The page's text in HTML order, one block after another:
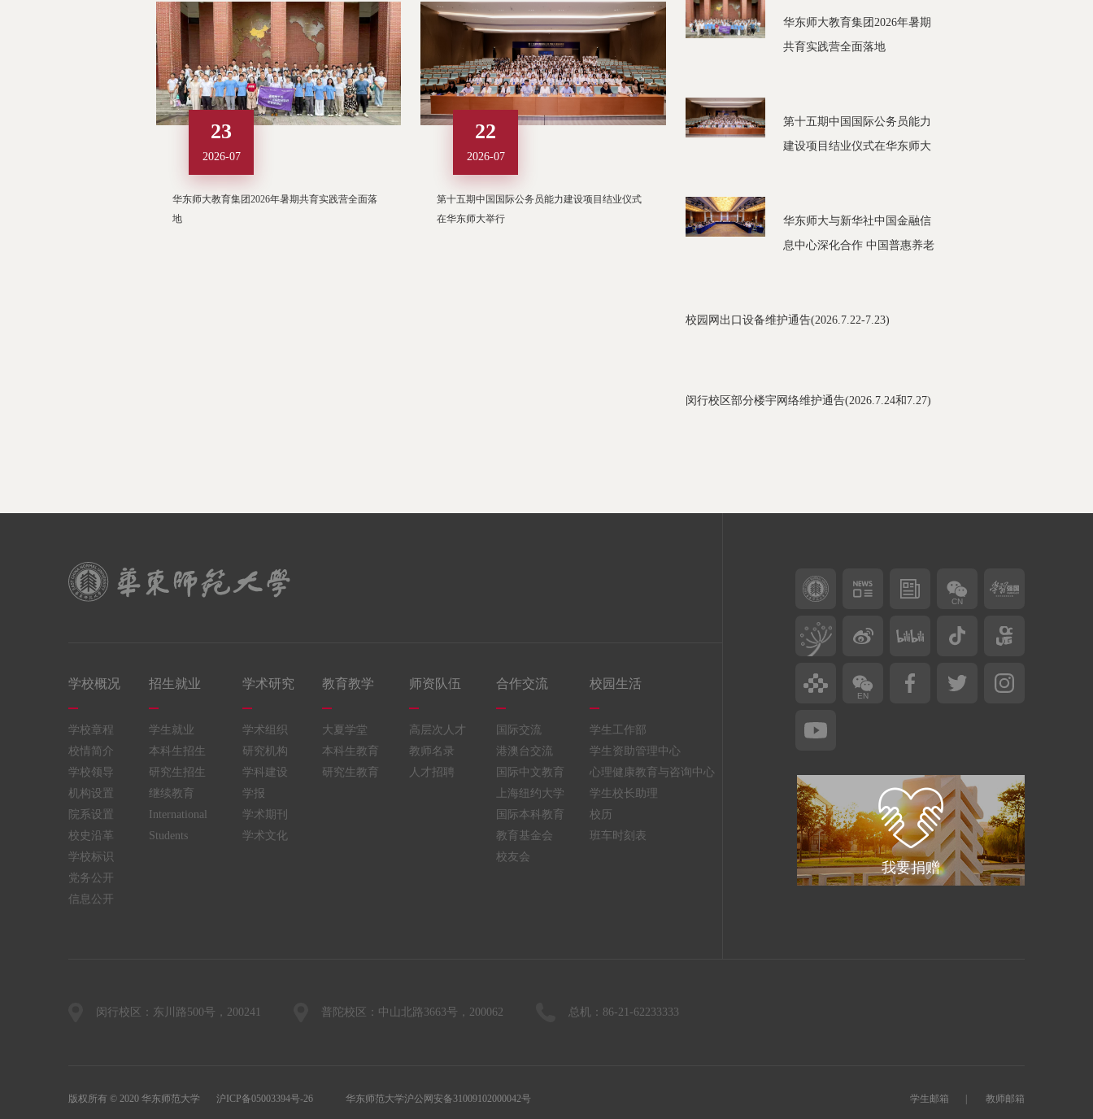
23
2026-07
华东师大教育集团2026年暑期共育实践营全面落
地
22
2026-07
第十五期中国国际公务员能力建设项目结业仪式
在华东师大举行
华东师大教育集团2026年暑期
共育实践营全面落地
第十五期中国国际公务员能力
建设项目结业仪式在华东师大
华东师大与新华社中国金融信
息中心深化合作 中国普惠养老
校园网出口设备维护通告(2026.7.22-7.23)
闵行校区部分楼宇网络维护通告(2026.7.24和7.27)
学校概况
学校章程
校情简介
学校领导
机构设置
院系设置
校史沿革
学校标识
党务公开
信息公开
招生就业
学生就业
本科生招生
研究生招生
继续教育
International
Students
学术研究
学术组织
研究机构
学科建设
学报
学术期刊
学术文化
教育教学
大夏学堂
本科生教育
研究生教育
师资队伍
高层次人才
教师名录
人才招聘
合作交流
国际交流
港澳台交流
国际中文教育
上海纽约大学
国际本科教育
教育基金会
校友会
校园生活
学生工作部
学生资助管理中心
心理健康教育与咨询中心
学生校长助理
校历
班车时刻表
CN
EN
我要捐赠
闵行校区：东川路500号，200241 普陀校区：中山北路3663号，200062 总机：86-21-62233333
版权所有 © 2020 华东师范大学 沪ICP备05003394号-26 华东师范大学沪公网安备31009102000042号 学生邮箱 教师邮箱